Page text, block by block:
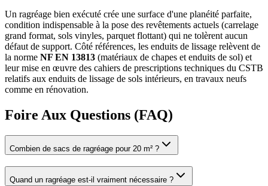
Un ragréage bien exécuté crée une surface d'une planéité parfaite,
condition indispensable à la pose des revêtements actuels (carrelage
grand format, sols vinyles, parquet flottant) qui ne tolèrent aucun
défaut de support. Côté références, les enduits de lissage relèvent de
la norme NF EN 13813 (matériaux de chapes et enduits de sol) et
leur mise en œuvre des cahiers de prescriptions techniques du CSTB
relatifs aux enduits de lissage de sols intérieurs, en travaux neufs
comme en rénovation.
Foire Aux Questions (FAQ)
Combien de sacs de ragréage pour 20 m² ?
Quand un ragréage est-il vraiment nécessaire ?